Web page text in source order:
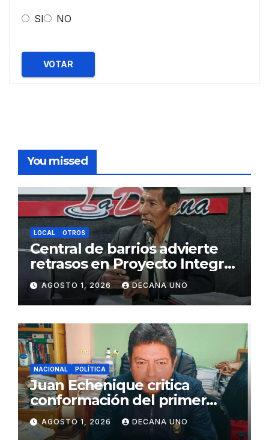
SI NO
VOTAR
You missed
LOCAL OTROS
Central de barrios advierte
retrasos en Proyecto Integral
de Agua y Alcantarillado para
Juliaca
AGOSTO 1, 2026 DECANA UNO
NACIONAL POLÍTICA
Juan Echenique critica
conformación del primer
gabinete ministerial de Keiko
Fujimori
AGOSTO 1, 2026 DECANA UNO